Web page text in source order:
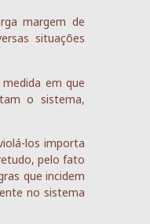
margem de
situações
em que
o sistema,
los importa
pelo fato
que incidem
no sistema